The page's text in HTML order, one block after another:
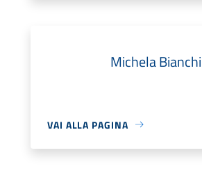
Michela Bianchi
VAI ALLA PAGINA